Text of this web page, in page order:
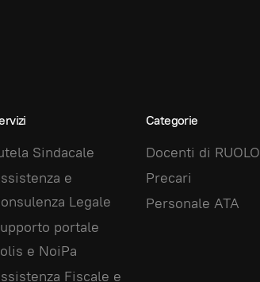
Sindacale
e
Legale
portale
e NoiPa
Fiscale e
Categorie
Docenti di RUOLO
Precari
Personale ATA